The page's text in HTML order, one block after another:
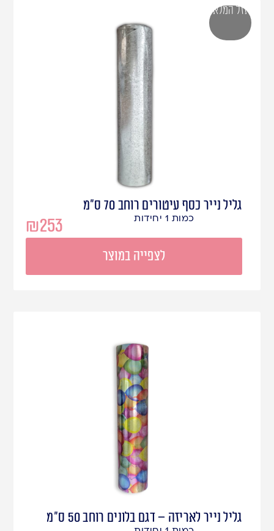
גליל נייר כסף עיטורים רוחב 70 ס"מ
₪253 כמות 1 יחידות
לצפייה במוצר
אזל המלאי
גליל נייר לאריזה – דגם בלונים רוחב 50 ס"מ